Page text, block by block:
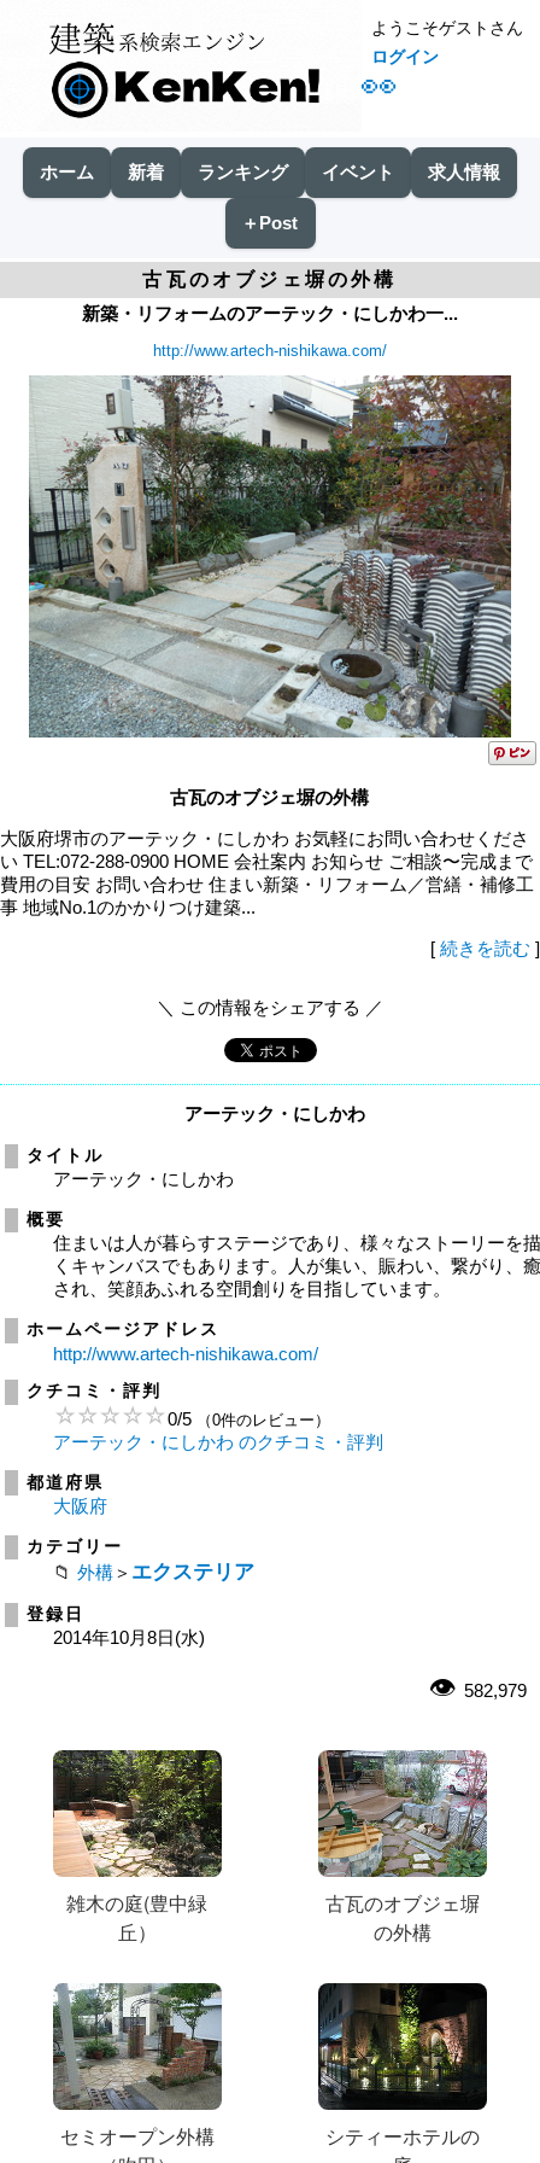
👀
ようこそゲストさん
ログイン
ホーム 新着 ランキング イベント 求人情報
＋Post
古瓦のオブジェ塀の外構
新築・リフォームのアーテック・にしかわ一...
http://www.artech-nishikawa.com/
古瓦のオブジェ塀の外構
大阪府堺市のアーテック・にしかわ お気軽にお問い合わせくださ
い TEL:072-288-0900 HOME 会社案内 お知らせ ご相談〜完成まで
費用の目安 お問い合わせ 住まい新築・リフォーム／営繕・補修工
事 地域No.1のかかりつけ建築...
[ 続きを読む ]
＼ この情報をシェアする ／
アーテック・にしかわ
タイトル
アーテック・にしかわ
概要
住まいは人が暮らすステージであり、様々なストーリーを
くキャンバスでもあります。人が集い、賑わい、繋がり、
され、笑顔あふれる空間創りを目指しています。
ホームページアドレス
http://www.artech-nishikawa.com/
クチコミ・評判
0/5 （0件のレビュー）
アーテック・にしかわ のクチコミ・評判
都道府県
大阪府
カテゴリー
外構＞ エクステリア
登録日
2014年10月8日(水)
582,979
雑木の庭(豊中緑
丘）
古瓦のオブジェ塀
の外構
セミオープン外構
シティーホテルの